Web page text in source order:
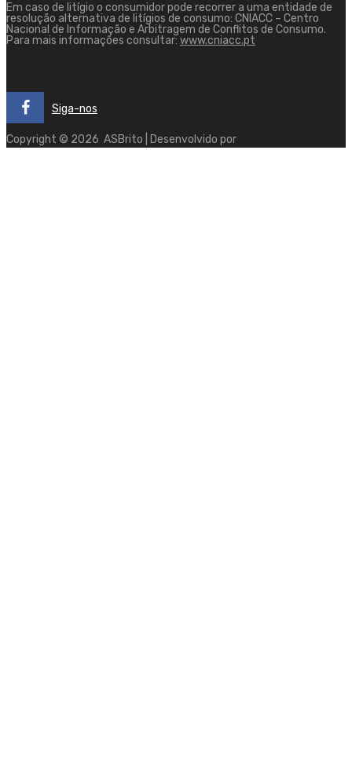
Em caso de litígio o consumidor pode recorrer a uma entidade de
resolução alternativa de litígios de consumo: CNIACC – Centro
Nacional de Informação e Arbitragem de Conflitos de Consumo.
Para mais informações consultar: www.cniacc.pt
Siga-nos
Copyright © 2026 ASBrito | Desenvolvido por